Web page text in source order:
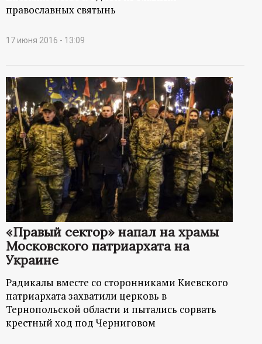
православных святынь
17 июня 2016 - 13:09
«Правый сектор» напал на храмы
Московского патриархата на
Украине
Радикалы вместе со сторонниками Киевского
патриархата захватили церковь в
Тернопольской области и пытались сорвать
крестный ход под Черниговом